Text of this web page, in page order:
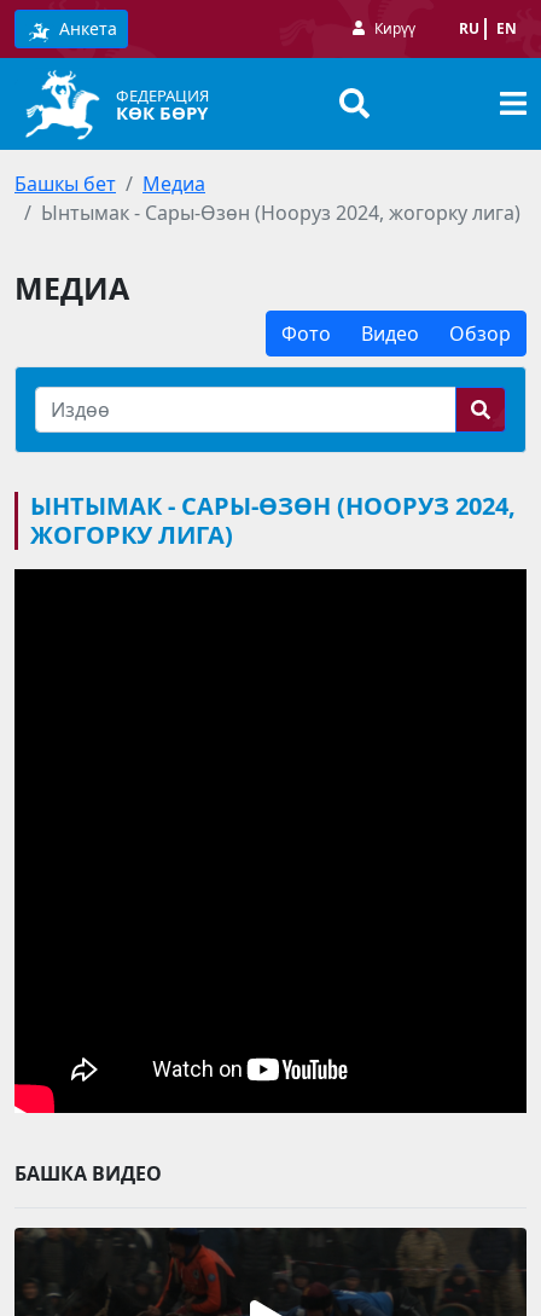
Анкета Кирүү RU EN
ФЕДЕРАЦИЯ
КӨК БӨРҮ
Башкы бет
Медиа
Ынтымак - Сары-Өзөн (Нооруз 2024, жогорку лига)
МЕДИА
Фото Видео Обзор
ЫНТЫМАК - САРЫ-ӨЗӨН (НООРУЗ 2024,
ЖОГОРКУ ЛИГА)
БАШКА ВИДЕО